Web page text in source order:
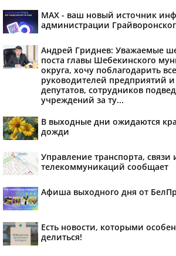
MAX - ваш новый источник
администрации
Андрей Гриднев: Уважаемые
поста главы Шебекинского
округа, хочу поблагодарить
руководителей предприятий
депутатов, сотрудников
учреждений за ту...
В выходные дни ожидаются
дожди
Управление транспорта, связи
телекоммуникаций сообщает
Афиша выходного дня от
Есть новости, которыми
делиться!